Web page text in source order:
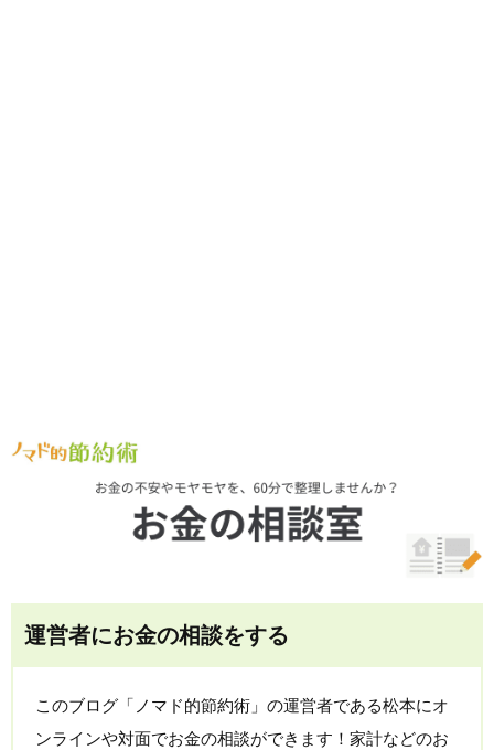
運営者にお金の相談をする
このブログ「ノマド的節約術」の運営者である松本にオ
ンラインや対面でお金の相談ができます！家計などのお